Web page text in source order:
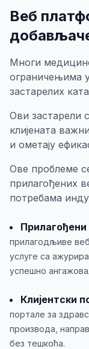
Веб
Многи
ограничењима
застарелих
Ови застарели
клијената
и ометају
Ове проблеме
прилагођених
потребама
Прилагођени
прилагодљиве веб
услуге са
успешно
Клијентски
портале за
производа,
без тешкоћа.